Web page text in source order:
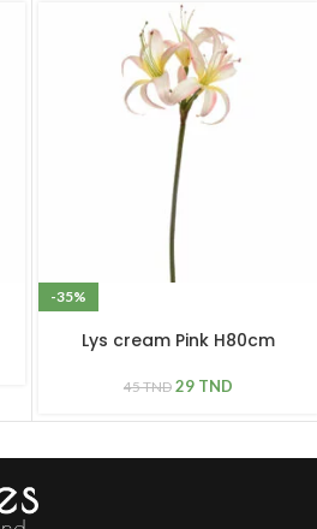
-35%
Lys cream Pink H80cm
45TND 29 TND